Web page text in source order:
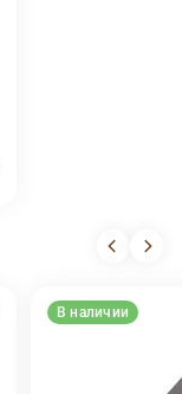
В наличии